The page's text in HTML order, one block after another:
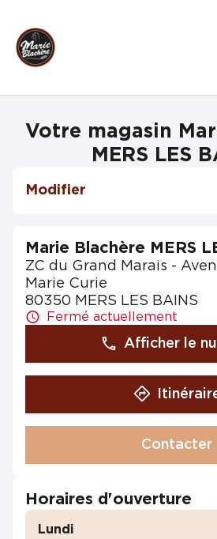
Votre magasin
MERS LES
Modifier
Marie Blachère MERS
ZC du Grand Marais -
Marie Curie
80350 MERS LES BAINS
Fermé actuellement
Afficher le
Contacter
Horaires d'ouverture
Lundi